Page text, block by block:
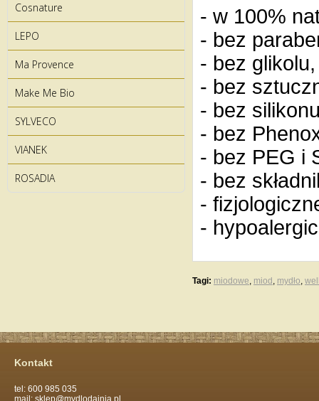
Cosnature
LEPO
Ma Provence
Make Me Bio
SYLVECO
VIANEK
ROSADIA
- w 100%
- bez
- bez glikolu,
- bez
- bez
- bez
- bez PEG i
- bez
-
-
Tagi: miodowe, miod , mydło,
Kontakt
tel: 600 985 035
mail: sklep@mydlodajnia.pl